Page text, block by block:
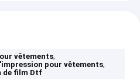
vêtements,
pour vêtements,
de film Dtf